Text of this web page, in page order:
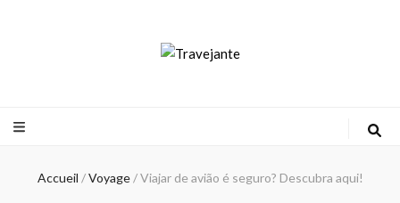
Travejante
Accueil / Voyage/ Viajar de avião é seguro? Descubra aqui!